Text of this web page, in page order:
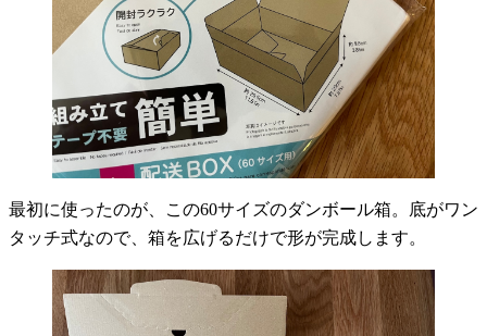
最初に使ったのが、この60サイズのダンボール箱。底がワン
タッチ式なので、箱を広げるだけで形が完成します。